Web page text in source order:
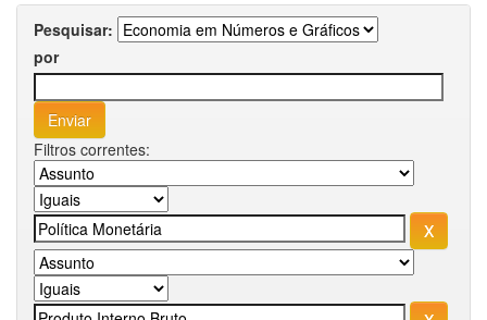
Pesquisar:
por
Filtros correntes: